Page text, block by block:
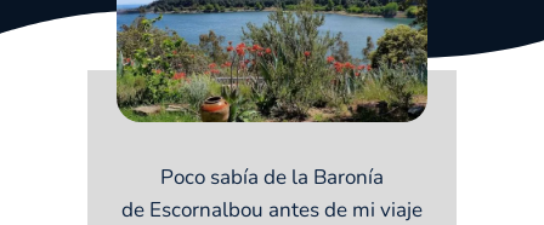
Poco sabía de la Baronía
de Escornalbou antes de mi viaje